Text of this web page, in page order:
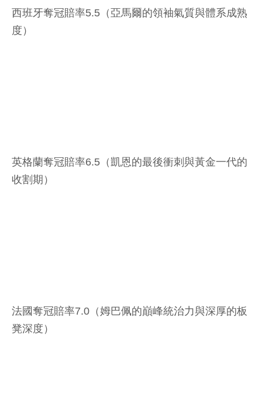
西班牙奪冠賠率5.5（亞馬爾的領袖氣質與體系成熟
度）
英格蘭奪冠賠率6.5（凱恩的最後衝刺與黃金一代的
收割期）
法國奪冠賠率7.0（姆巴佩的巔峰統治力與深厚的板
凳深度）